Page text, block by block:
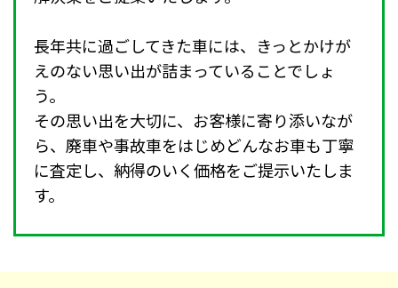
長年共に過ごしてきた車には、きっとかけが
えのない思い出が詰まっていることでしょ
う。
その思い出を大切に、お客様に寄り添いなが
ら、廃車や事故車をはじめどんなお車も丁寧
に査定し、納得のいく価格をご提示いたしま
す。